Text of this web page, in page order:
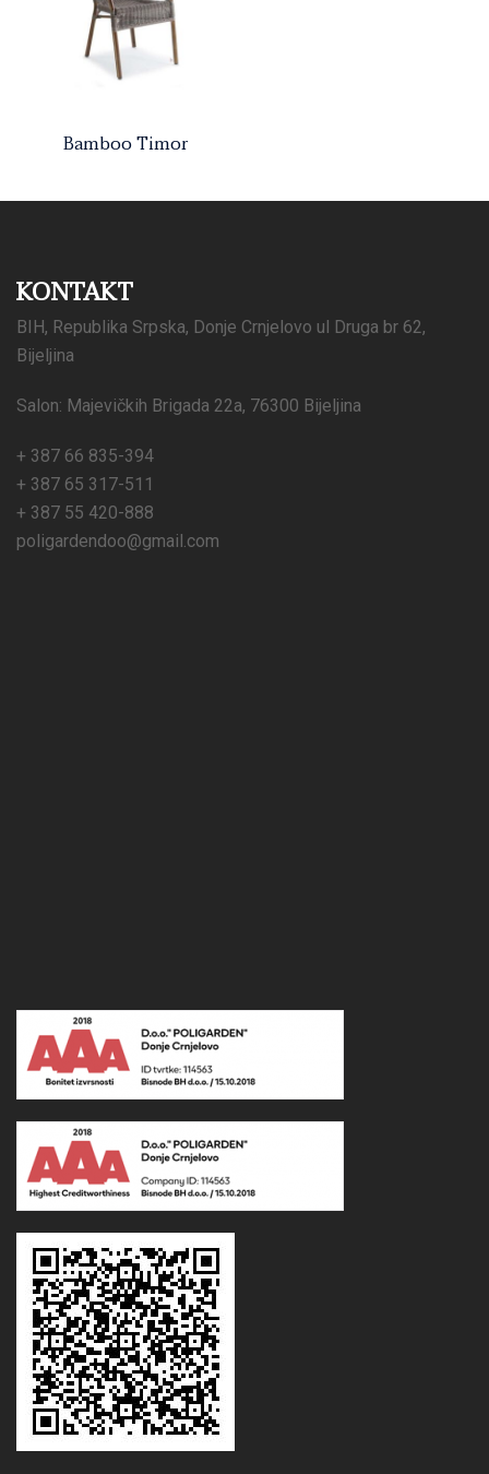
Bamboo Timor
KONTAKT
BIH, Republika Srpska, Donje Crnjelovo ul Druga br 62,
Bijeljina
Salon: Majevičkih Brigada 22a, 76300 Bijeljina
+ 387 66 835-394
+ 387 65 317-511
+ 387 55 420-888
poligardendoo@gmail.com